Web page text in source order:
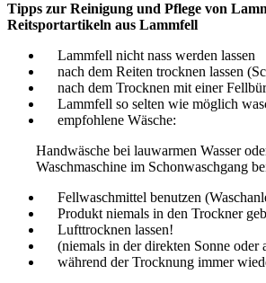
Tipps zur Reinigung und Pflege von
Reitsportartikeln aus Lammfell
Lammfell nicht nass werden lassen
nach dem Reiten trocknen lassen
nach dem Trocknen mit einer
Lammfell so selten wie möglich
empfohlene Wäsche:
Handwäsche bei lauwarmen Wasser
Waschmaschine im Schonwaschgang
Fellwaschmittel benutzen
Produkt niemals in den Trockner
Lufttrocknen lassen!
(niemals in der direkten Sonne oder
während der Trocknung immer